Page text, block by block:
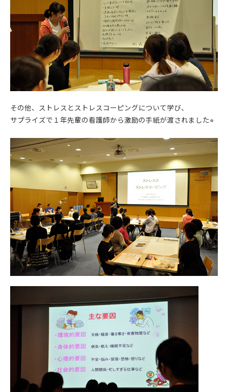
その他、ストレスとストレスコーピングについて学び、
サプライズで１年先輩の看護師から激励の手紙が渡されました⭐︎